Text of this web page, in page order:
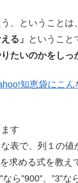
、ということは
る」
ということ
たいのかをしっ
知恵袋にこん
す
表で、列１の値
求める式を教え
なら”900”、”3”な